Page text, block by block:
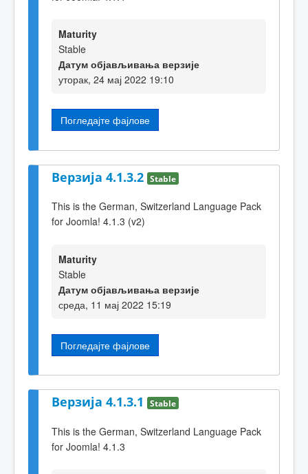
Maturity
Stable
Датум објављивања верзије
уторак, 24 мај 2022 19:10
Погледајте фајлове
Верзија 4.1.3.2 Stable
This is the German, Switzerland Language Pack
for Joomla! 4.1.3 (v2)
Maturity
Stable
Датум објављивања верзије
среда, 11 мај 2022 15:19
Погледајте фајлове
Верзија 4.1.3.1 Stable
This is the German, Switzerland Language Pack
for Joomla! 4.1.3